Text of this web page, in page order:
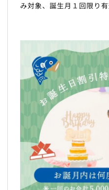
み対象、誕生月１回限り